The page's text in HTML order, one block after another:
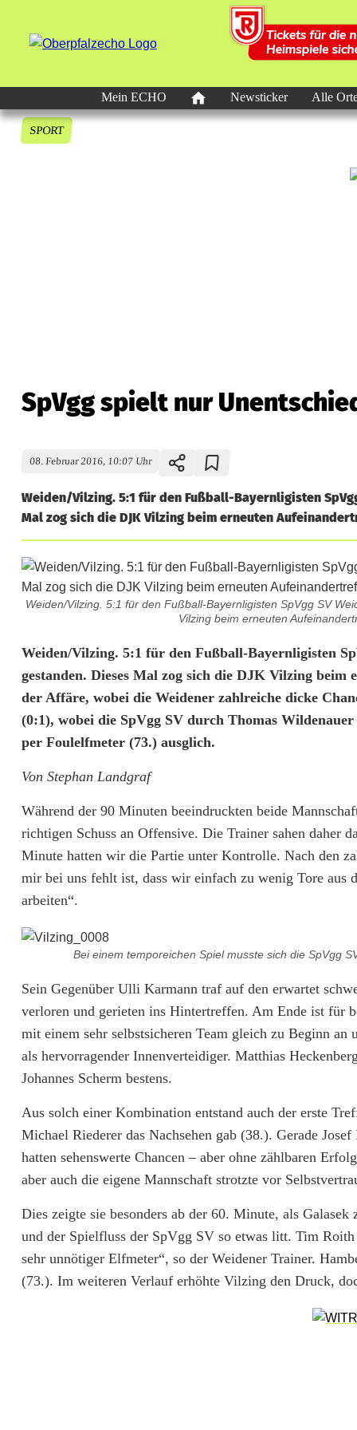
Mein ECHO Newsticker Alle
SPORT
SpVgg spielt nur
08. Februar 2016, 10:07 Uhr
Weiden/Vilzing. 5:1 für den Fußball-Bayernligisten
Mal zog sich die DJK Vilzing beim erneuten
Weiden/Vilzing. 5:1 für den Fußball-Bayernligisten SpVgg SV
Vilzing beim erneuten
S
p
V
g
g
s
p
e
l
n
u
r
U
n
e
n
s
c
h
Weiden/Vilzing. 5:1 für den Fußball-Bayernligisten
gestanden. Dieses Mal zog sich die DJK Vilzing beim
der Affäre, wobei die Weidener zahlreiche dicke
(0:1), wobei die SpVgg SV durch Thomas
per Foulelfmeter (73.) ausglich.
Von Stephan Landgraf
Während der 90 Minuten beeindruckten beide
richtigen Schuss an Offensive. Die Trainer sahen daher
Minute hatten wir die Partie unter Kontrolle. Nach den
mir bei uns fehlt ist, dass wir einfach zu wenig Tore aus
arbeiten“.
Bei einem temporeichen Spiel musste sich die SpVgg
Sein Gegenüber Ulli Karmann traf auf den erwartet
verloren und gerieten ins Hintertreffen. Am Ende ist für
mit einem sehr selbstsicheren Team gleich zu Beginn
als hervorragender Innenverteidiger. Matthias
Johannes Scherm bestens.
Aus solch einer Kombination entstand auch der erste
Michael Riederer das Nachsehen gab (38.). Gerade
hatten sehenswerte Chancen – aber ohne zählbaren
aber auch die eigene Mannschaft strotzte vor
Dies zeigte sie besonders ab der 60. Minute, als
und der Spielfluss der SpVgg SV so etwas litt. Tim
sehr unnötiger Elfmeter“, so der Weidener Trainer.
(73.). Im weiteren Verlauf erhöhte Vilzing den Druck,